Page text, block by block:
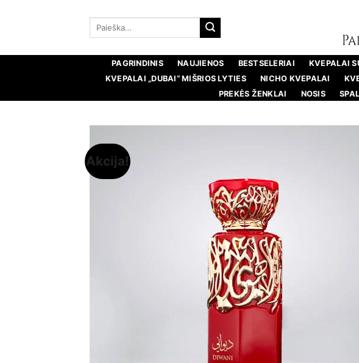
Ieškoti:
PAGRINDINIS NAUJIENOS BESTSELERIAI KVEPALAI
KVEPALAI „DUBAI“ MIŠRIOS LYTIES
NICHO KVEPALAI
PREKĖS ŽENKLAI
NOSIS
Akcija!